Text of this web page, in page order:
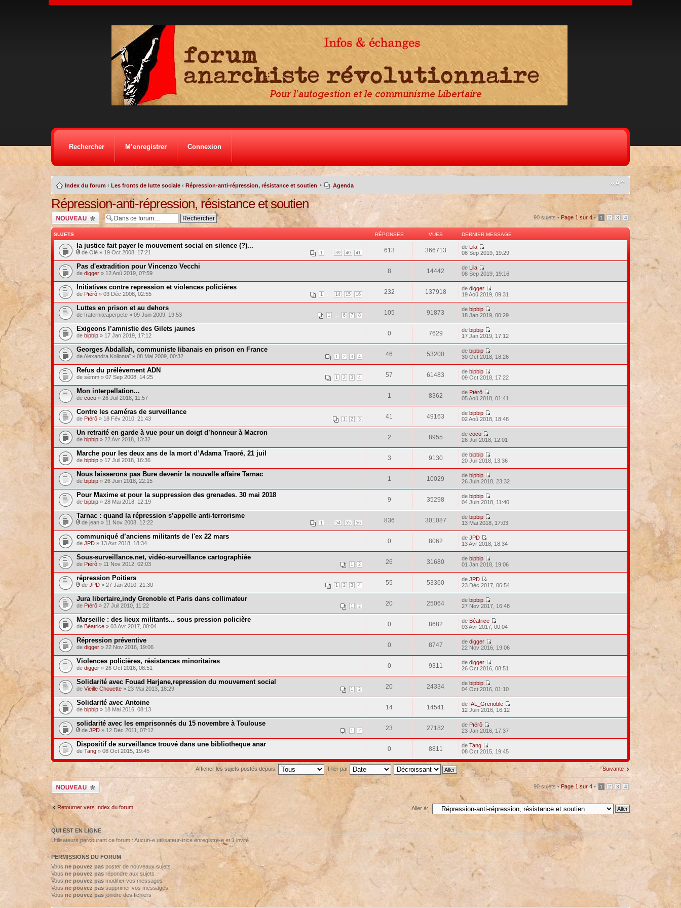
Rechercher M’enregistrer Connexion
Index du forum ‹ Les fronts de lutte sociale ‹ Répression-anti-répression, résistance et soutien • Agenda
Répression-anti-répression, résistance et soutien
Ecrire un nouveau
sujet
90 sujets •Page 1 sur4 • 1 2 3 4
SUJETS RÉPONSES VUES DERNIER MESSAGE
la justice fait payer le mouvement social en silence (?)...
1 39 40 41
de Olé » 19 Oct 2008, 17:21 613 366713 de Lila
08 Sep 2019, 19:29
Pas d'extradition pour Vincenzo Vecchi
de digger» 12 Aoû 2019, 07:59 8 14442 de Lila
08 Sep 2019, 19:16
Initiatives contre repression et violences policières
1 14 15 16
de Pïérô» 03 Déc 2008, 02:55 232 137918 dedigger
19 Aoû 2019, 09:31
Luttes en prison et au dehors
1 6 7 8
de fraterniteaperpete » 09 Juin 2009, 19:53 105 91873 debipbip
18 Jan 2019, 00:29
Exigeons l’amnistie des Gilets jaunes
de bipbip» 17 Jan 2019, 17:12 0 7629 debipbip
17 Jan 2019, 17:12
Georges Abdallah, communiste libanais en prison en France
1 2 3 4
de Alexandra Kollontaï » 08 Mai 2009, 00:32 46 53200 debipbip
30 Oct 2018, 18:26
Refus du prélèvement ADN
1 2 3 4
de sèmm » 07 Sep 2008, 14:25 57 61483 debipbip
09 Oct 2018, 17:22
Mon interpellation...
de coco» 26 Juil 2018, 11:57 1 8362 de Pïérô
05 Aoû 2018, 01:41
Contre les caméras de surveillance
1 2 3
de Pïérô» 18 Fév 2010, 21:43 41 49163 debipbip
02 Aoû 2018, 18:48
Un retraité en garde à vue pour un doigt d’honneur à Macron
de bipbip» 22 Avr 2018, 13:32 2 8955 decoco
26 Juil 2018, 12:01
Marche pour les deux ans de la mort d’Adama Traoré, 21 juil
de bipbip» 17 Juil 2018, 16:36 3 9130 debipbip
20 Juil 2018, 13:36
Nous laisserons pas Bure devenir la nouvelle affaire Tarnac
de bipbip» 26 Juin 2018, 22:15 1 10029 debipbip
26 Juin 2018, 23:32
Pour Maxime et pour la suppression des grenades. 30 mai 2018
de bipbip» 28 Mai 2018, 12:19 9 35298 debipbip
04 Juin 2018, 11:40
Tarnac : quand la répression s’appelle anti-terrorisme
1 54 55 56
de jean » 11 Nov 2008, 12:22 836 301087 debipbip
13 Mai 2018, 17:03
communiqué d’anciens militants de l'ex 22 mars
de JPD» 13 Avr 2018, 18:34 0 8062 deJPD
13 Avr 2018, 18:34
Sous-surveillance.net, vidéo-surveillance cartographiée
1 2
de Pïérô» 11 Nov 2012, 02:03 26 31680 debipbip
01 Jan 2018, 19:06
répression Poitiers
1 2 3 4
de JPD» 27 Jan 2010, 21:30 55 53360 deJPD
23 Déc 2017, 06:54
Jura libertaire,indy Grenoble et Paris dans collimateur
1 2
de Pïérô» 27 Juil 2010, 11:22 20 25064 debipbip
27 Nov 2017, 16:48
Marseille : des lieux militants... sous pression policière
de Béatrice» 03 Avr 2017, 00:04 0 8682 de Béatrice
03 Avr 2017, 00:04
Répression préventive
de digger» 22 Nov 2016, 19:06 0 8747 dedigger
22 Nov 2016, 19:06
Violences policières, résistances minoritaires
de digger» 26 Oct 2016, 08:51 0 9311 dedigger
26 Oct 2016, 08:51
Solidarité avec Fouad Harjane,repression du mouvement social
1 2
de Vieille Chouette» 23 Mai 2013, 18:29 20 24334 debipbip
04 Oct 2016, 01:10
Solidarité avec Antoine
de bipbip» 18 Mai 2016, 08:13 14 14541 de IAL_Grenoble
12 Juin 2016, 16:12
solidarité avec les emprisonnés du 15 novembre à Toulouse
1 2
de JPD» 12 Déc 2011, 07:12 23 27182 de Pïérô
23 Jan 2016, 17:37
Dispositif de surveillance trouvé dans une bibliotheque anar
de Tang» 08 Oct 2015, 19:45 0 8811 deTang
08 Oct 2015, 19:45
Suivante
Afficher les sujets postés depuis: Trier par
Ecrire un nouveau
sujet
90 sujets •Page 1 sur4 • 1 2 3 4
Retourner vers Index du forum Aller à:
QUI EST EN LIGNE
Utilisateurs parcourant ce forum : Aucun-e utilisateur-trice enregistré-e et 1 invité
PERMISSIONS DU FORUM
Vous ne pouvez pasposter de nouveaux sujets
Vous ne pouvez pasrépondre aux sujets
Vous ne pouvez pasmodifier vos messages
Vous ne pouvez passupprimer vos messages
Vous ne pouvez pasjoindre des fichiers